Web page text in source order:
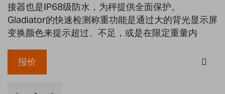
接器也是IP68级防水，为秤提供全面保护。
Gladiator的快速检测称重功能是通过大的背光显示屏
变换颜色来提示超过、不足，或是在限定重量内
报价